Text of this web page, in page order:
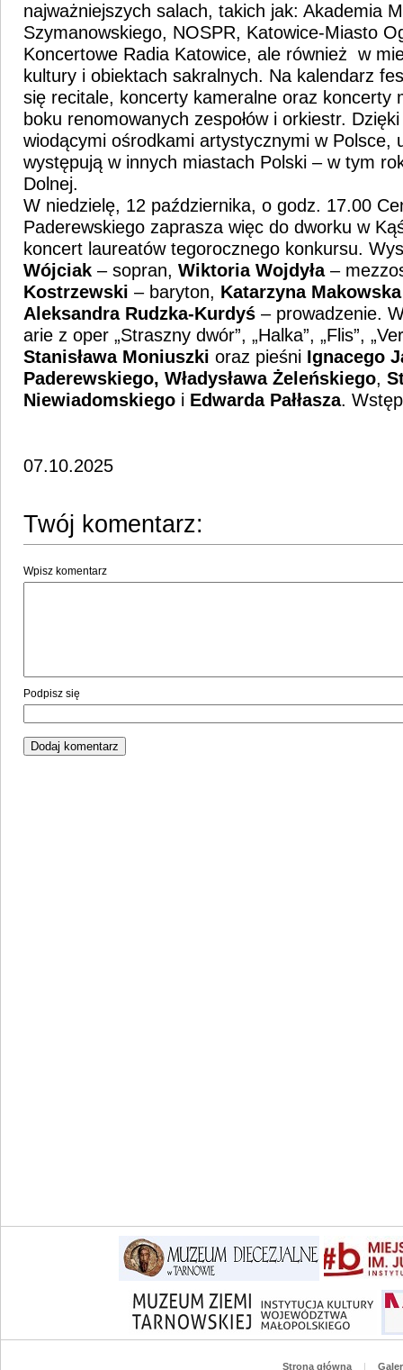
najważniejszych salach, takich jak: Akademia
Szymanowskiego, NOSPR, Katowice-Miasto
Koncertowe Radia Katowice, ale również w
kultury i obiektach sakralnych. Na kalendarz
się recitale, koncerty kameralne oraz koncerty
boku renomowanych zespołów i orkiestr. Dzięki
wiodącymi ośrodkami artystycznymi w Polsce,
występują w innych miastach Polski – w tym
Dolnej.
W niedzielę, 12 października, o godz. 17.00
Paderewskiego zaprasza więc do dworku w
koncert laureatów tegorocznego konkursu.
Wójciak – sopran, Wiktoria Wojdyła–
Kostrzewski – baryton, Katarzyna Makowska
Aleksandra Rudzka-Kurdyś – prowadzenie.
arie z oper „Straszny dwór”, „Halka”, „Flis”,
Stanisława Moniuszki oraz pieśni Ignacego
Paderewskiego, Władysława Żeleńskiego,
Niewiadomskiego i Edwarda Pałłasza.
07.10.2025
Twój komentarz:
Wpisz komentarz
Podpisz się
Strona główna |